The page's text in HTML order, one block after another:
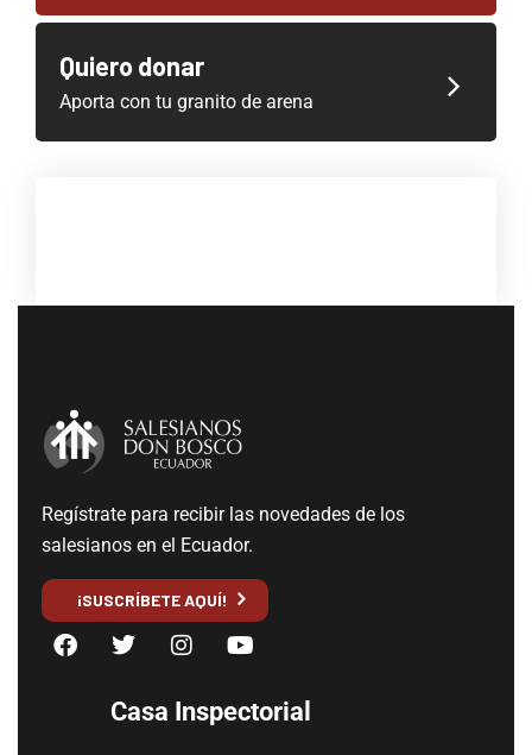
Quiero donar
Aporta con tu granito de arena
Regístrate para recibir las novedades de los
salesianos en el Ecuador.
¡SUSCRÍBETE AQUÍ!
Casa Inspectorial